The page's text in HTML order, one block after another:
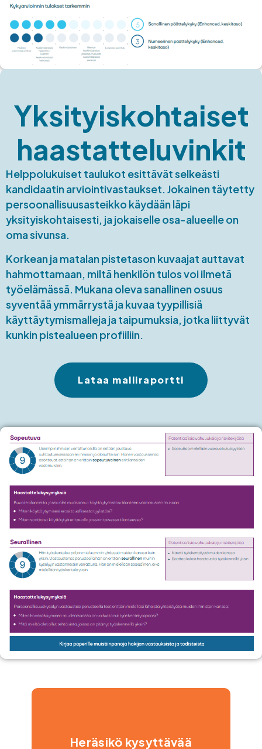
Yksityiskohtaiset
haastatteluvinkit
Helppolukuiset taulukot esittävät selkeästi
kandidaatin arviointivastaukset. Jokainen täytetty
persoonallisuusasteikko käydään läpi
yksityiskohtaisesti, ja jokaiselle osa-alueelle on
oma sivunsa.
Korkean ja matalan pistetason kuvaajat auttavat
hahmottamaan, miltä henkilön tulos voi ilmetä
työelämässä. Mukana oleva sanallinen osuus
syventää ymmärrystä ja kuvaa tyypillisiä
käyttäytymismalleja ja taipumuksia, jotka liittyvät
kunkin pistealueen profiiliin.
Lataa malliraportti
Heräsikö kysyttävää